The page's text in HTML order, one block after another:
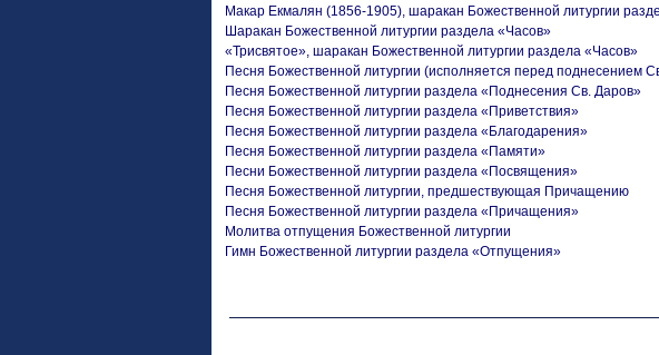
Макар Екмалян (1856-1905), шаракан Божественной литургии
Шаракан Божественной литургии раздела «Часов»
«Трисвятое», шаракан Божественной литургии раздела «Часов»
Песня Божественной литургии (исполняется перед поднесением
Песня Божественной литургии раздела «Поднесения Св. Даров»
Песня Божественной литургии раздела «Приветствия»
Песня Божественной литургии раздела «Благодарения»
Песня Божественной литургии раздела «Памяти»
Песни Божественной литургии раздела «Посвящения»
Песня Божественной литургии, предшествующая Причащению
Песня Божественной литургии раздела «Причащения»
Молитва отпущения Божественной литургии
Гимн Божественной литургии раздела «Отпущения»